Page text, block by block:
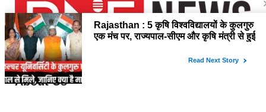
About Us